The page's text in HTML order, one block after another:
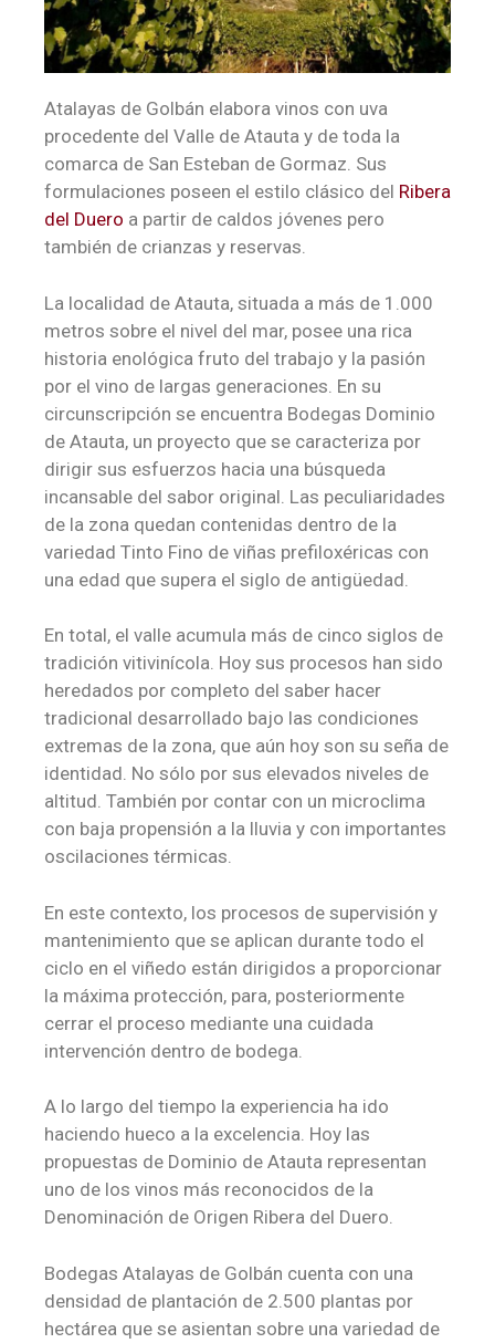
Atalayas de Golbán elabora vinos con uva
procedente del Valle de Atauta y de toda la
comarca de San Esteban de Gormaz. Sus
formulaciones poseen el estilo clásico del Ribera
del Duero a partir de caldos jóvenes pero
también de crianzas y reservas.
La localidad de Atauta, situada a más de 1.000
metros sobre el nivel del mar, posee una rica
historia enológica fruto del trabajo y la pasión
por el vino de largas generaciones. En su
circunscripción se encuentra Bodegas Dominio
de Atauta, un proyecto que se caracteriza por
dirigir sus esfuerzos hacia una búsqueda
incansable del sabor original. Las peculiaridades
de la zona quedan contenidas dentro de la
variedad Tinto Fino de viñas prefiloxéricas con
una edad que supera el siglo de antigüedad.
En total, el valle acumula más de cinco siglos de
tradición vitivinícola. Hoy sus procesos han sido
heredados por completo del saber hacer
tradicional desarrollado bajo las condiciones
extremas de la zona, que aún hoy son su seña de
identidad. No sólo por sus elevados niveles de
altitud. También por contar con un microclima
con baja propensión a la lluvia y con importantes
oscilaciones térmicas.
En este contexto, los procesos de supervisión y
mantenimiento que se aplican durante todo el
ciclo en el viñedo están dirigidos a proporcionar
la máxima protección, para, posteriormente
cerrar el proceso mediante una cuidada
intervención dentro de bodega.
A lo largo del tiempo la experiencia ha ido
haciendo hueco a la excelencia. Hoy las
propuestas de Dominio de Atauta representan
uno de los vinos más reconocidos de la
Denominación de Origen Ribera del Duero.
Bodegas Atalayas de Golbán cuenta con una
densidad de plantación de 2.500 plantas por
hectárea que se asientan sobre una variedad de